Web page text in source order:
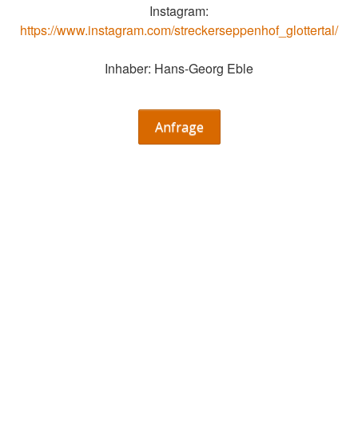
Instagram:
https://www.instagram.com/streckerseppenhof_glottertal/
Inhaber: Hans-Georg Eble
Anfrage